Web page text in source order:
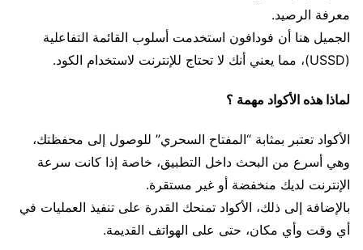
معرفة الرصيد.
الجميل هنا أن فودافون استخدمت أسلوب القائمة التفاعلية
(USSD)، مما يعني أنك لا تحتاج للإنترنت لاستخدام الكود.
لماذا هذه الأكواد مهمة ؟
الأكواد تعتبر بمثابة “المفتاح السحري” للوصول إلى محفظتك،
وهي أسرع من البحث داخل التطبيق، خاصة إذا كانت سرعة
الإنترنت لديك منخفضة أو غير مستقرة.
بالإضافة إلى ذلك، الأكواد تمنحك القدرة على تنفيذ العمليات في
أي وقت وأي مكان، حتى على الهواتف القديمة.